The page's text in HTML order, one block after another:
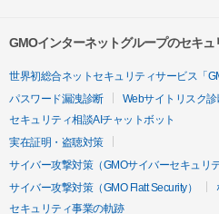
GMOインターネットグループのセキ
世界初総合ネットセキュリティサービス「
パスワード漏洩診断
Webサイトリスク診
セキュリティ相談AIチャットボット
実在証明・盗聴対策
サイバー攻撃対策（GMOサイバーセキュリ
サイバー攻撃対策（GMO Flatt Security）
セキュリティ事業の軌跡